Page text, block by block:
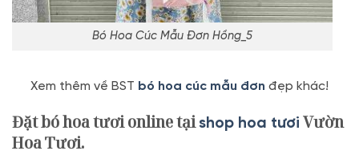
Bó Hoa Cúc Mẫu Đơn Hồng_5
Xem thêm về BST bó hoa cúc mẫu đơn đẹp khác!
Đặt bó hoa tươi online tạishop hoa tươi Vườn
Hoa Tươi.